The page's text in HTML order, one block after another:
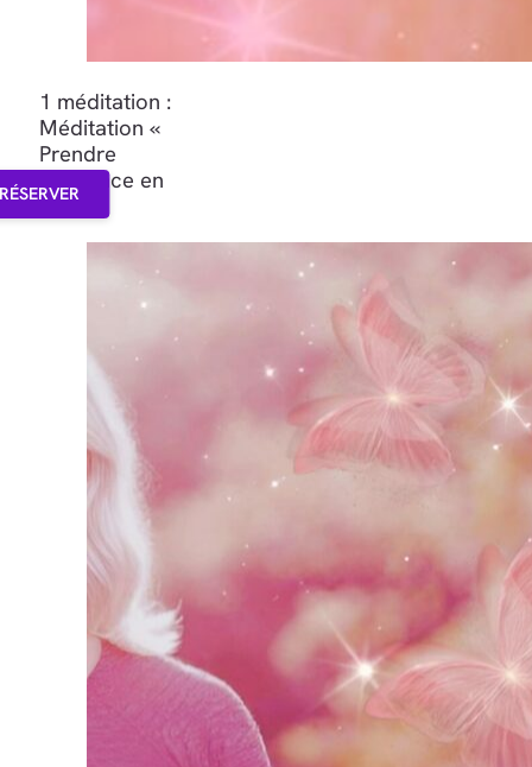
1 méditation :
Méditation «
Prendre
confiance en
soi »